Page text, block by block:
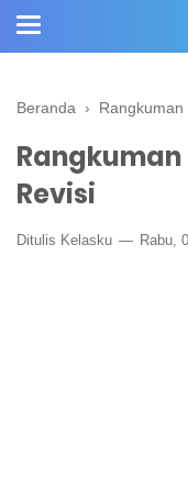
Beranda ›
Rangkuman
Revisi
Ditulis Kelasku Rabu,